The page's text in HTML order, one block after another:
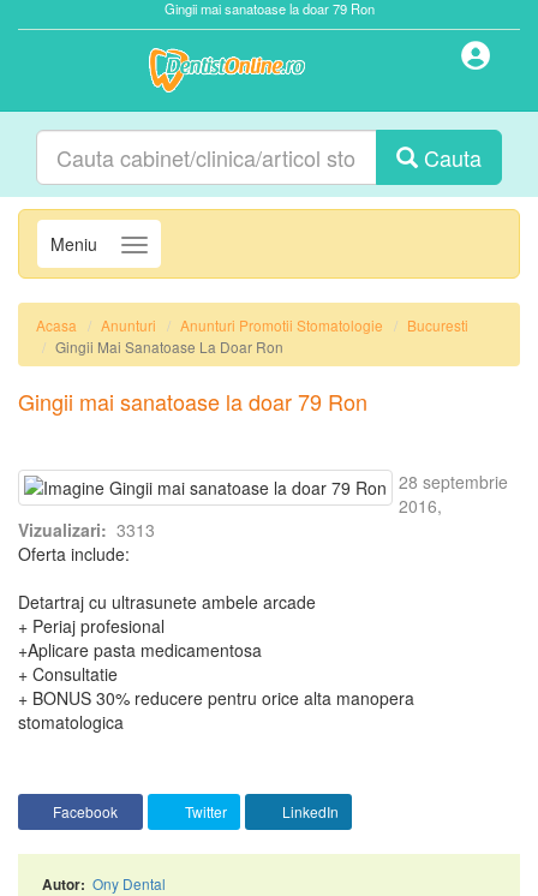
Gingii mai sanatoase la doar 79 Ron
Cauta
Meniu Navigatie
Acasa Anunturi Anunturi Promotii Stomatologie
Bucuresti
Gingii Mai Sanatoase La Doar Ron
Gingii mai sanatoase la doar 79 Ron
28 septembrie
2016,
Vizualizari: 3313
Oferta include:
Detartraj cu ultrasunete ambele arcade
+ Periaj profesional
+Aplicare pasta medicamentosa
+ Consultatie
+ BONUS 30% reducere pentru orice alta manopera
stomatologica
Facebook Twitter LinkedIn
Autor: Ony Dental